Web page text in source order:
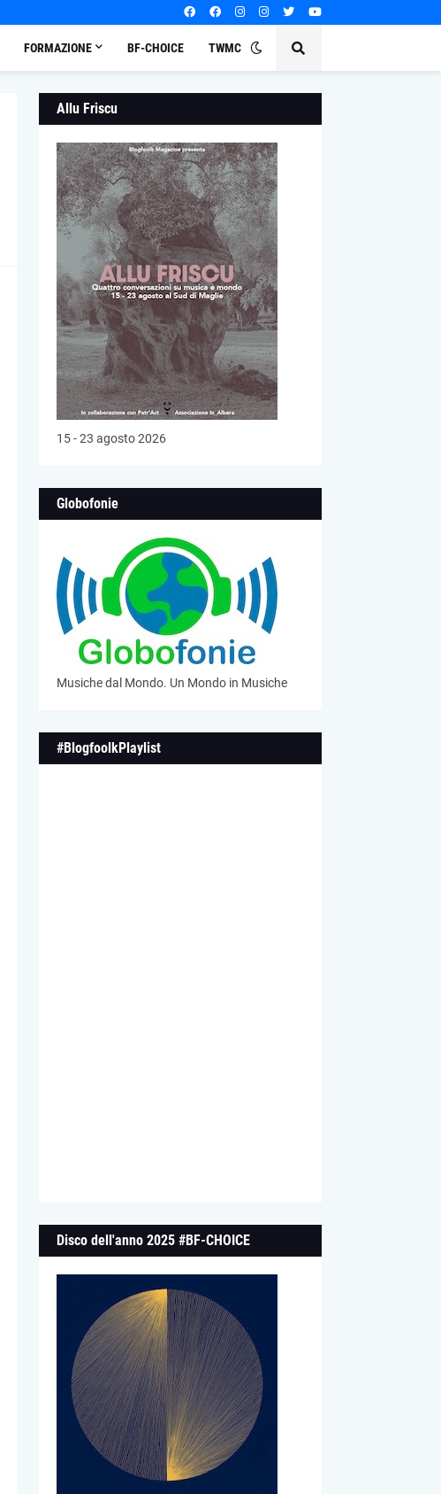
FORMAZIONE BF-CHOICE TWMC
Allu Friscu
15 - 23 agosto 2026
Globofonie
Musiche dal Mondo. Un Mondo in Musiche
#BlogfoolkPlaylist
Disco dell'anno 2025 #BF-CHOICE